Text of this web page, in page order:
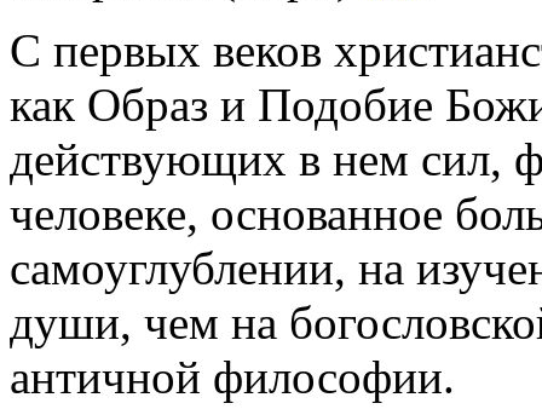
С первых веков
как Образ и Подобие
действующих в нем сил,
человеке, основанное
самоуглублении, на
души, чем на
античной философии.